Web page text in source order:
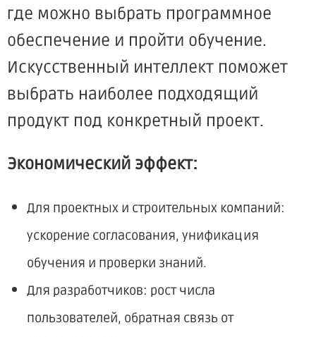
где можно выбрать программное
обеспечение и пройти обучение.
Искусственный интеллект поможет
выбрать наиболее подходящий
продукт под конкретный проект.
Экономический эффект:
Для проектных и строительных компаний:
ускорение согласования, унификация
обучения и проверки знаний.
Для разработчиков: рост числа
пользователей, обратная связь от